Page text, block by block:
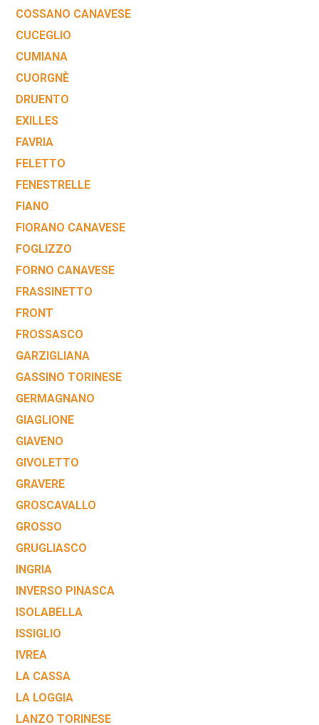
COSSANO CANAVESE
CUCEGLIO
CUMIANA
CUORGNÈ
DRUENTO
EXILLES
FAVRIA
FELETTO
FENESTRELLE
FIANO
FIORANO CANAVESE
FOGLIZZO
FORNO CANAVESE
FRASSINETTO
FRONT
FROSSASCO
GARZIGLIANA
GASSINO TORINESE
GERMAGNANO
GIAGLIONE
GIAVENO
GIVOLETTO
GRAVERE
GROSCAVALLO
GROSSO
GRUGLIASCO
INGRIA
INVERSO PINASCA
ISOLABELLA
ISSIGLIO
IVREA
LA CASSA
LA LOGGIA
LANZO TORINESE